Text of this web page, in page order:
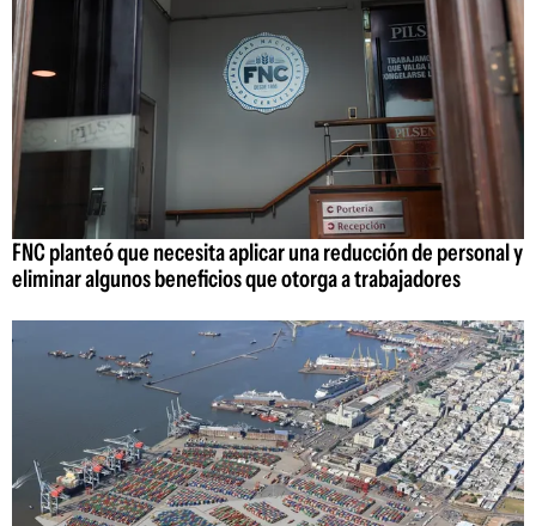
FNC planteó que necesita aplicar una reducción de personal y
eliminar algunos beneficios que otorga a trabajadores